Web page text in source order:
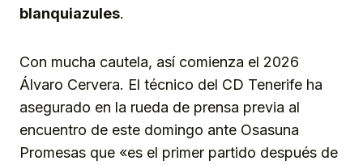
blanquiazules.
Con mucha cautela, así comienza el 2026
Álvaro Cervera. El técnico del CD Tenerife ha
asegurado en la rueda de prensa previa al
encuentro de este domingo ante Osasuna
Promesas que «es el primer partido después de